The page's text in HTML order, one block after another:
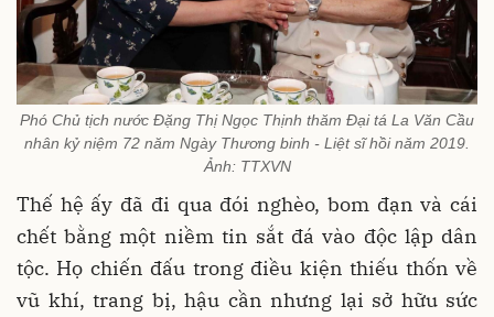
Phó Chủ tịch nước Đặng Thị Ngọc Thịnh thăm Đại tá La Văn Cầu
nhân kỷ niệm 72 năm Ngày Thương binh - Liệt sĩ hồi năm 2019.
Ảnh: TTXVN
Thế hệ ấy đã đi qua đói nghèo, bom đạn và cái
chết bằng một niềm tin sắt đá vào độc lập dân
tộc. Họ chiến đấu trong điều kiện thiếu thốn về
vũ khí, trang bị, hậu cần nhưng lại sở hữu sức